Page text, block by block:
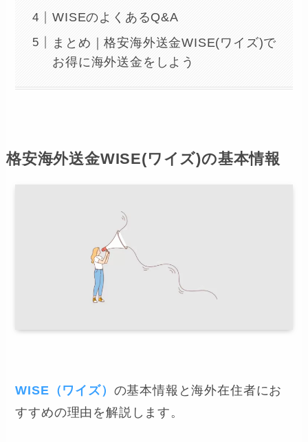
WISEのよくあるQ&A
まとめ｜格安海外送金WISE(ワイズ)で
お得に海外送金をしよう
格安海外送金WISE(ワイズ)の基本情報
WISE（ワイズ） の基本情報と海外在住者にお
すすめの理由を解説します。